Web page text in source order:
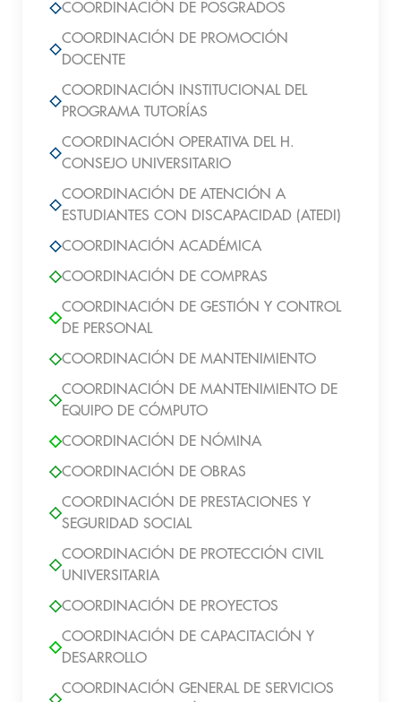
COORDINACIÓN DE POSGRADOS
COORDINACIÓN DE PROMOCIÓN
DOCENTE
COORDINACIÓN INSTITUCIONAL DEL
PROGRAMA TUTORÍAS
COORDINACIÓN OPERATIVA DEL H.
CONSEJO UNIVERSITARIO
COORDINACIÓN DE ATENCIÓN A
ESTUDIANTES CON DISCAPACIDAD (ATEDI)
COORDINACIÓN ACADÉMICA
COORDINACIÓN DE COMPRAS
COORDINACIÓN DE GESTIÓN Y CONTROL
DE PERSONAL
COORDINACIÓN DE MANTENIMIENTO
COORDINACIÓN DE MANTENIMIENTO DE
EQUIPO DE CÓMPUTO
COORDINACIÓN DE NÓMINA
COORDINACIÓN DE OBRAS
COORDINACIÓN DE PRESTACIONES Y
SEGURIDAD SOCIAL
COORDINACIÓN DE PROTECCIÓN CIVIL
UNIVERSITARIA
COORDINACIÓN DE PROYECTOS
COORDINACIÓN DE CAPACITACIÓN Y
DESARROLLO
COORDINACIÓN GENERAL DE SERVICIOS